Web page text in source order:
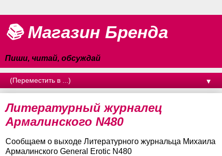
📚 Магазин Бренда
Пиши, читай, обсуждай
▼
Литературный журналец
Армалинского N480
Сообщаем о выходе Литературного журнальца Михаила
Армалинского General Erotic N480